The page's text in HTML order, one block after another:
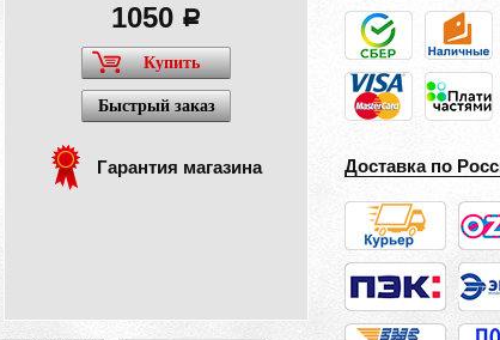
1050 a
Купить
Быстрый заказ
Гарантия магазина Доставка по